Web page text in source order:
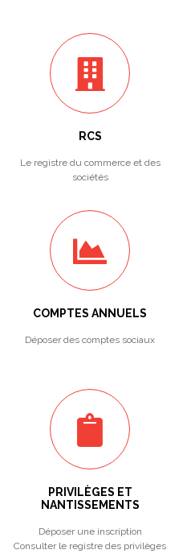
RCS
Le registre du commerce et des
sociétés
COMPTES ANNUELS
Déposer des comptes sociaux
PRIVILÈGES ET
NANTISSEMENTS
Déposer une inscription
Consulter le registre des privilèges